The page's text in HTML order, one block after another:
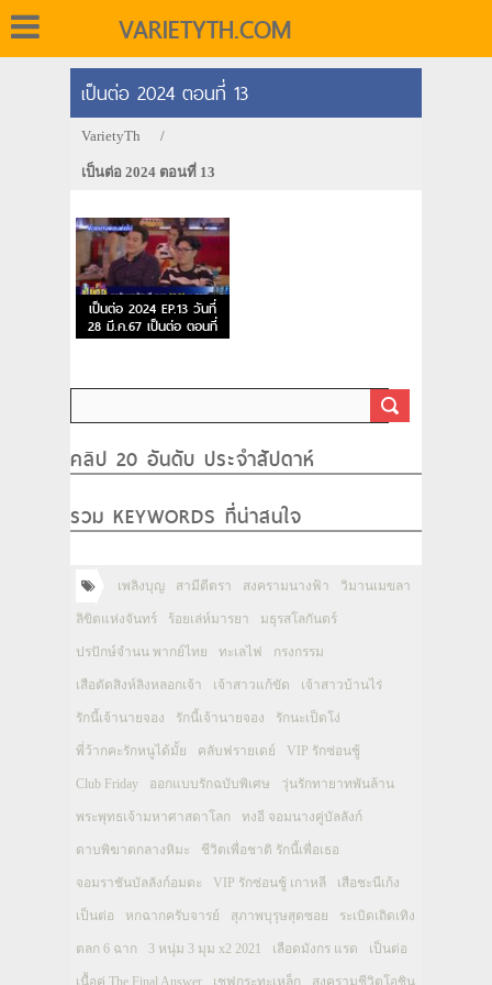
VARIETYTH.COM
เป็นต่อ 2024 ตอนที่ 13
VarietyTh /
เป็นต่อ 2024 ตอนที่ 13
เป็นต่อ 2024 EP.13 วันที่
28 มี.ค.67 เป็นต่อ ตอนที่
13
คลิป 20 อันดับ ประจำสัปดาห์
รวม KEYWORDS ที่น่าสนใจ
เพลิงบุญ สามีตีตรา สงครามนางฟ้า วิมานเมขลา
ลิขิตแห่งจันทร์ ร้อยเล่ห์มารยา มธุรสโลกันตร์
ปรปักษ์จำนน พากย์ไทย ทะเลไฟ กรงกรรม
เสือตัดสิงห์ลิงหลอกเจ้า เจ้าสาวแก้ขัด เจ้าสาวบ้านไร่
รักนี้เจ้านายจอง รักนี้เจ้านายจอง รักนะเป็ดโง่
พี่ว้ากคะรักหนูได้มั้ย คลับฟรายเดย์ VIP รักซ่อนชู้
Club Friday ออกแบบรักฉบับพิเศษ วุ่นรักทายาทพันล้าน
พระพุทธเจ้ามหาศาสดาโลก ทงอี จอมนางคู่บัลลังก์
ดาบพิฆาตกลางหิมะ ชีวิตเพื่อชาติ รักนี้เพื่อเธอ
จอมราชันบัลลังก์อมตะ VIP รักซ่อนชู้ เกาหลี เสือชะนีเก้ง
เป็นต่อ หกฉากครับจารย์ สุภาพบุรุษสุดซอย ระเบิดเถิดเทิง
ตลก 6 ฉาก 3 หนุ่ม 3 มุม x2 2021 เลือดมังกร แรด เป็นต่อ
เนื้อคู่ The Final Answer เชฟกระทะเหล็ก สงครามชีวิตโอชิน